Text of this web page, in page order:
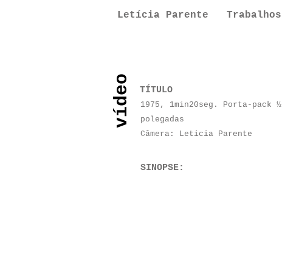
Letícia Parente Trabalhos
vídeo TÍTULO
1975, 1min20seg. Porta-pack ½
polegadas
Câmera: Leticia Parente
SINOPSE: